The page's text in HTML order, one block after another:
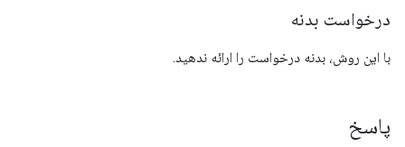
درخواست بدنه
با این روش، بدنه درخواست را ارائه ندهید.
پاسخ